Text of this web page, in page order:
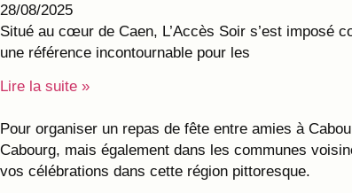
28/08/2025
Situé au cœur de Caen, L’Accès Soir s’est imposé
une référence incontournable pour les
Lire la suite »
Pour organiser un repas de fête entre amies à
Cabourg, mais également dans les communes
vos célébrations dans cette région pittoresque.